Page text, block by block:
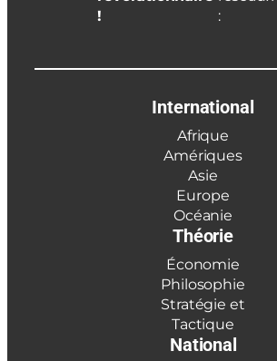
!
:
International
Afrique
Amériques
Asie
Europe
Océanie
Théorie
Économie
Philosophie
Stratégie et
Tactique
National